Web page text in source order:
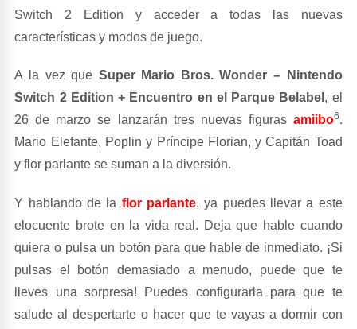
Switch 2 Edition y acceder a todas las nuevas
características y modos de juego.
A la vez que Super Mario Bros. Wonder – Nintendo
Switch 2 Edition + Encuentro en el Parque Belabel , el
26 de marzo se lanzarán tres nuevas figuras amiibo6.
Mario Elefante, Poplin y Príncipe Florian, y Capitán Toad
y flor parlante se suman a la diversión.
Y hablando de la flor parlante, ya puedes llevar a este
elocuente brote en la vida real. Deja que hable cuando
quiera o pulsa un botón para que hable de inmediato. ¡Si
pulsas el botón demasiado a menudo, puede que te
lleves una sorpresa! Puedes configurarla para que te
salude al despertarte o hacer que te vayas a dormir con